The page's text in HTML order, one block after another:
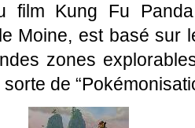
film Kung Fu
Moine, est basé sur
zones
de